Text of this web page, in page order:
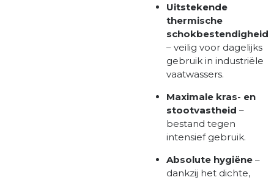
Uitstekende
thermische
schokbestendigheid
– veilig voor dagelijks
gebruik in industriële
vaatwassers.
Maximale kras- en
stootvastheid –
bestand tegen
intensief gebruik.
Absolute hygiëne–
dankzij het dichte,